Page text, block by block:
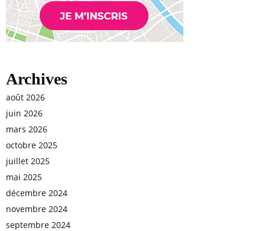
Archives
août 2026
juin 2026
mars 2026
octobre 2025
juillet 2025
mai 2025
décembre 2024
novembre 2024
septembre 2024